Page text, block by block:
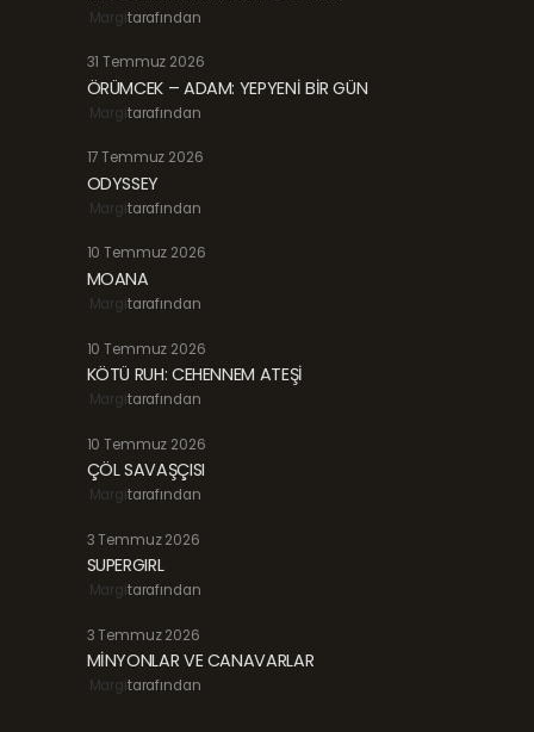
Margitarafından
31 Temmuz 2026
ÖRÜMCEK – ADAM: YEPYENİ BİR GÜN
Margitarafından
17 Temmuz 2026
ODYSSEY
Margitarafından
10 Temmuz 2026
MOANA
Margitarafından
10 Temmuz 2026
KÖTÜ RUH: CEHENNEM ATEŞİ
Margitarafından
10 Temmuz 2026
ÇÖL SAVAŞÇISI
Margitarafından
3 Temmuz 2026
SUPERGIRL
Margitarafından
3 Temmuz 2026
MİNYONLAR VE CANAVARLAR
Margitarafından